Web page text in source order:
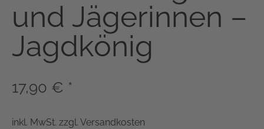
und Jägerinnen –
Jagdkönig
17,90 € *
inkl. MwSt. zzgl. Versandkosten